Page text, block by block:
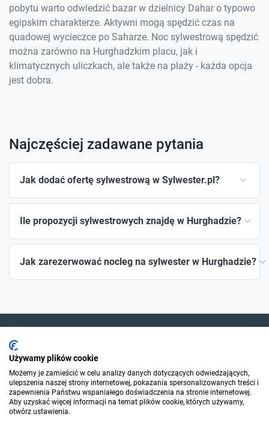
pobytu warto odwiedzić bazar w dzielnicy Dahar o typowo
egipskim charakterze. Aktywni mogą spędzić czas na
quadowej wycieczce po Saharze. Noc sylwestrową spędzić
można zarówno na Hurghadzkim placu, jak i
klimatycznych uliczkach, ale także na plaży - każda opcja
jest dobra.
Najczęściej zadawane pytania
Jak dodać ofertę sylwestrową w Sylwester.pl?
Ile propozycji sylwestrowych znajdę w Hurghadzie?
Jak zarezerwować nocleg na sylwester w Hurghadzie?
Dla szukających
Dla organizatorów
Używamy plików cookie
Możemy je zamieścić w celu analizy danych dotyczących odwiedzających,
ulepszenia naszej strony internetowej, pokazania spersonalizowanych treści i
zapewnienia Państwu wspaniałego doświadczenia na stronie internetowej.
Aby uzyskać więcej informacji na temat plików cookie, których używamy,
otwórz ustawienia.